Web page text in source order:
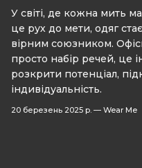
У світі, де кожна мить
це рух до мети, одяг
вірним союзником.
просто набір речей, це
розкрити потенціал,
індивідуальність.
20 березень 2025 р. — Wear Me